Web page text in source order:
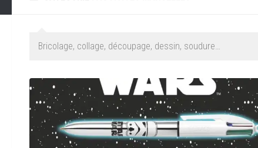
Bricolage, collage, découpage, dessin, soudure…